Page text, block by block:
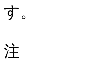
す。
注